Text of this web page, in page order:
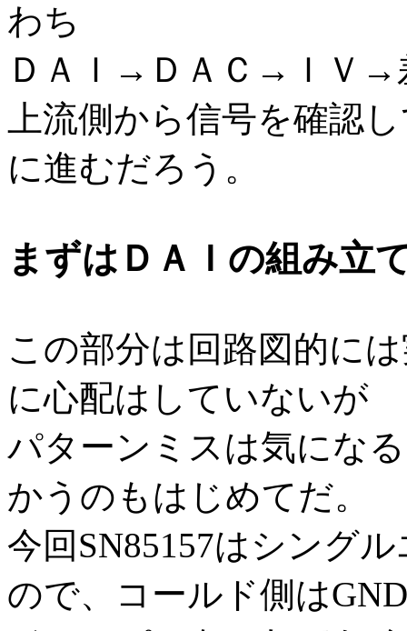
わち
ＤＡＩ→ＤＡＣ→ＩＶ→
上流側から信号を確認
に進むだろう。
まずはＤＡＩの組み立
この部分は回路図的に
に心配はしていないが
パターンミスは気にな
かうのもはじめてだ。
今回SN85157はシング
ので、コールド側は